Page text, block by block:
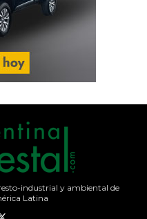
industrial y ambiental de
Latina